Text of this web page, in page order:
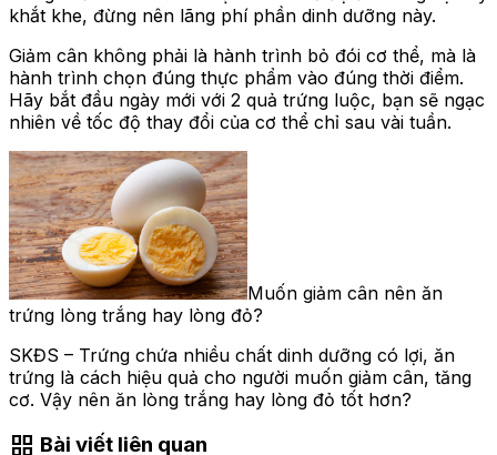
khắt khe, đừng nên lãng phí phần dinh dưỡng này.
Giảm cân không phải là hành trình bỏ đói cơ thể, mà là
hành trình chọn đúng thực phẩm vào đúng thời điểm.
Hãy bắt đầu ngày mới với 2 quả trứng luộc, bạn sẽ ngạc
nhiên về tốc độ thay đổi của cơ thể chỉ sau vài tuần.
Muốn giảm cân nên ăn
trứng lòng trắng hay lòng đỏ?
SKĐS – Trứng chứa nhiều chất dinh dưỡng có lợi, ăn
trứng là cách hiệu quả cho người muốn giảm cân, tăng
cơ. Vậy nên ăn lòng trắng hay lòng đỏ tốt hơn?
grid_view Bài viết liên quan